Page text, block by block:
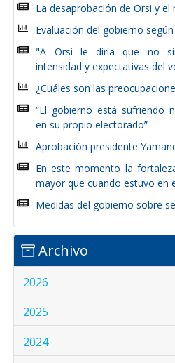
La desaprobación de Orsi y
Evaluación del gobierno
"A Orsi le diría que no
intensidad y expectativas del
¿Cuáles son las
“El gobierno está sufriendo
en su propio electorado”
Aprobación presidente
En este momento la
mayor que cuando estuvo en
Medidas del gobierno sobre
Archivo
2026
2025
2024